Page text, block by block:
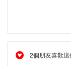
2個朋友喜歡這